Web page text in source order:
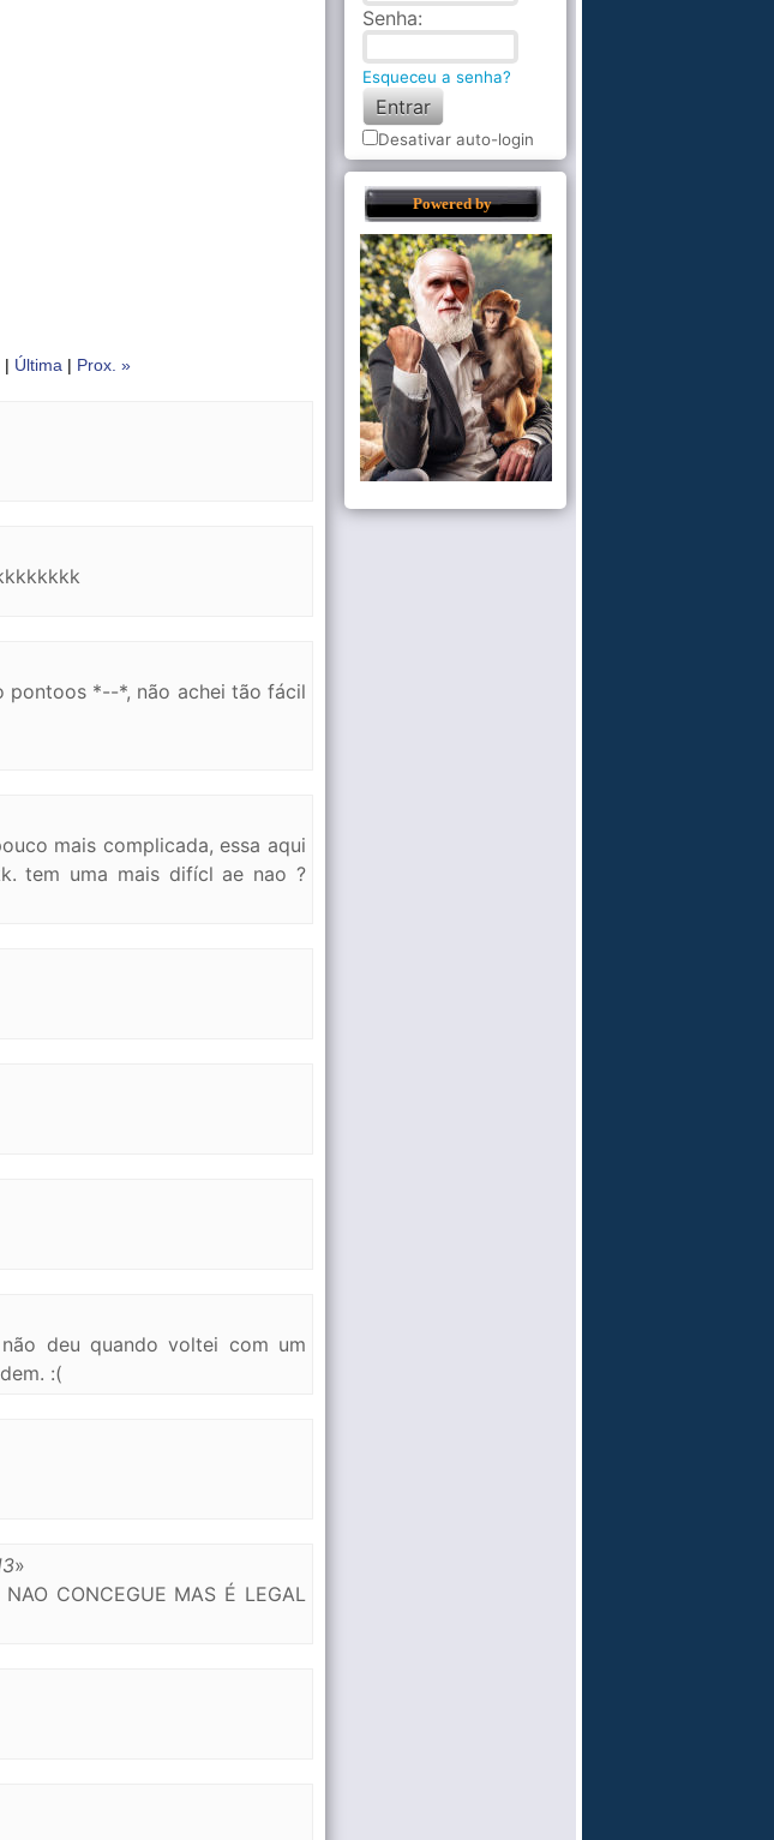
| Última | Prox. »
pontoos *--*, não achei tão fácil
mais complicada, essa aqui
tem uma mais difícl ae nao ?
deu quando voltei com um
:(
»
CONCEGUE MAS É LEGAL
Senha:
Esqueceu a senha?
Desativar auto-login
Powered by